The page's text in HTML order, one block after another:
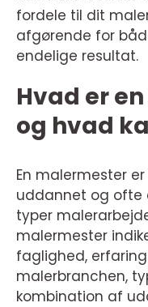
fordele til dit
afgørende for
endelige resultat.
Hvad er
og hvad
En malermester
uddannet og ofte
typer
malermester
faglighed,
malerbranchen,
kombination af